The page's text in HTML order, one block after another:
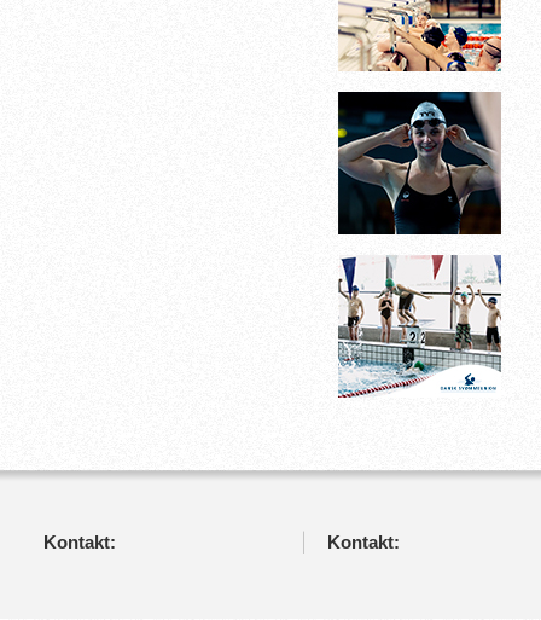
Kontakt: Kontakt: